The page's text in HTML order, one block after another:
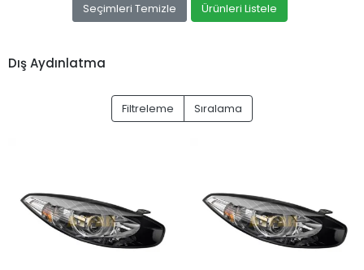
Seçimleri Temizle Ürünleri Listele
Dış Aydınlatma
Filtreleme Sıralama